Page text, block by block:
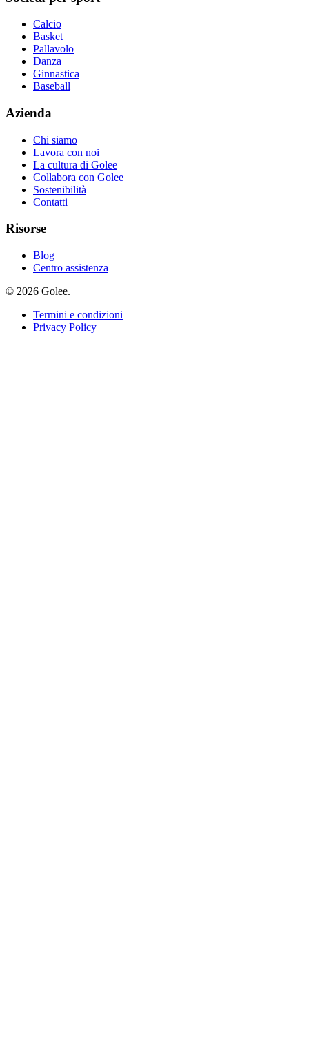
Calcio
Basket
Pallavolo
Danza
Ginnastica
Baseball
Azienda
Chi siamo
Lavora con noi
La cultura di Golee
Collabora con Golee
Sostenibilità
Contatti
Risorse
Blog
Centro assistenza
© 2026 Golee.
Termini e condizioni
Privacy Policy